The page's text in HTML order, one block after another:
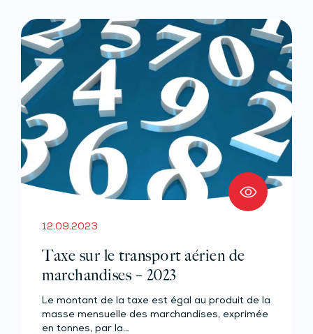
12.09.2023
Taxe sur le transport aérien de
marchandises – 2023
Le montant de la taxe est égal au produit de la
masse mensuelle des marchandises, exprimée
en tonnes, par la…